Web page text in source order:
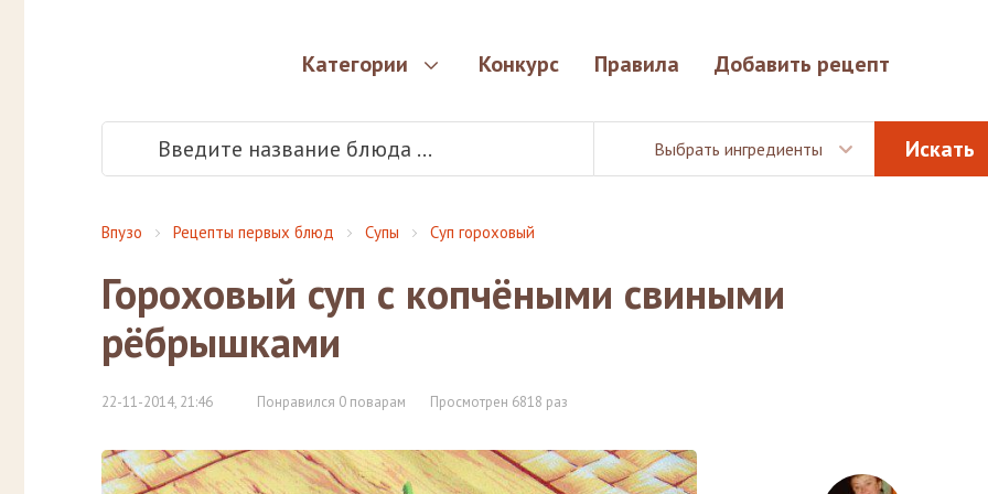
Категории Конкурс Правила Добавить рецепт
Выбрать ингредиенты
Впузо Рецепты первых блюд Супы Суп гороховый
Гороховый суп с копчёными свиными
рёбрышками
22-11-2014, 21:46 Понравился 0 поварам Просмотрен 6818 раз